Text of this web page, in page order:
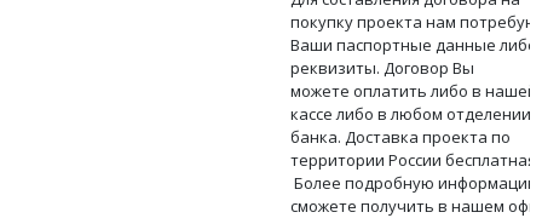
покупку проекта нам
Ваши паспортные данные либо
реквизиты. Договор Вы
можете оплатить либо в нашей
кассе либо в любом отделении
банка. Доставка проекта по
территории России бесплатная.
Более подробную
сможете получить в нашем